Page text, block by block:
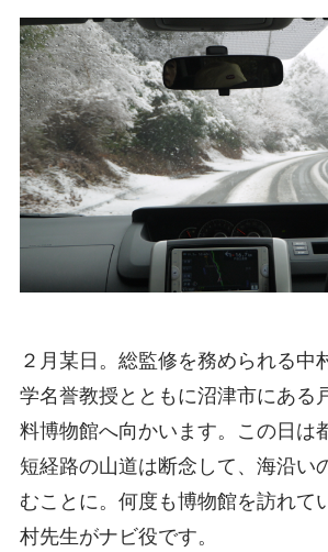
２月某日。総監修を務められる中
学名誉教授とともに沼津市にある
料博物館へ向かいます。この日は
短経路の山道は断念して、海沿い
むことに。何度も博物館を訪れて
村先生がナビ役です。